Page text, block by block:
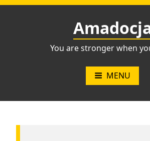
Przejdź
You are stronger when
MENU